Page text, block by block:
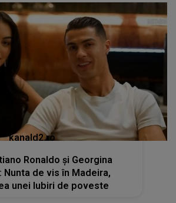
kanald2.ro
Ronaldo și Georgina
Nunta de vis în Madeira,
unei Iubiri de poveste